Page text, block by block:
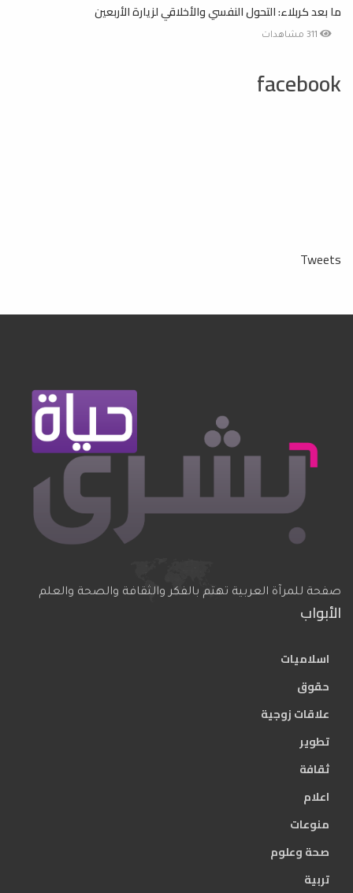
ما بعد كربلاء: التحول النفسي والأخلاقي لزيارة الأربعين
facebook
Tweets
صفحة للمرآة العربية تهتم بالفكر والثقافة والصحة والعلم
الأبواب
اسلاميات
حقوق
علاقات زوجية
تطوير
ثقافة
اعلام
منوعات
صحة وعلوم
تربية